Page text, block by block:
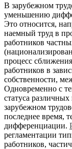
В зарубежном
уменьшению
Это относится,
наемный труд в
работников
процесс
работников в
собственности,
Одновременно с
статуса различных
зарубежном
последнее время,
дифференциации.
регламентации
работников,